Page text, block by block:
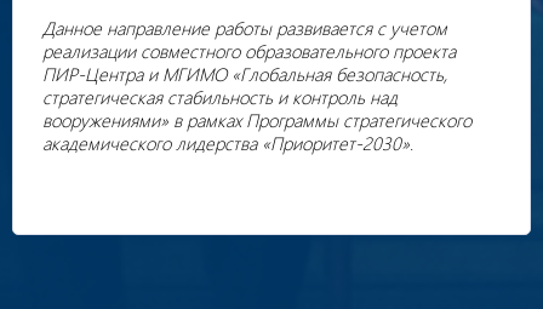
Данное направление работы развивается с учетом
реализации совместного образовательного проекта
ПИР-Центра и МГИМО «Глобальная безопасность,
стратегическая стабильность и контроль над
вооружениями» в рамках Программы стратегического
академического лидерства «Приоритет-2030».